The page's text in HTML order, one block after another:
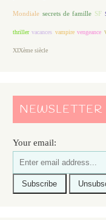
Mondiale secrets de famille SF
thriller vacances vampire vengeance
XIXème siècle
NEWSLETTER
Your email: